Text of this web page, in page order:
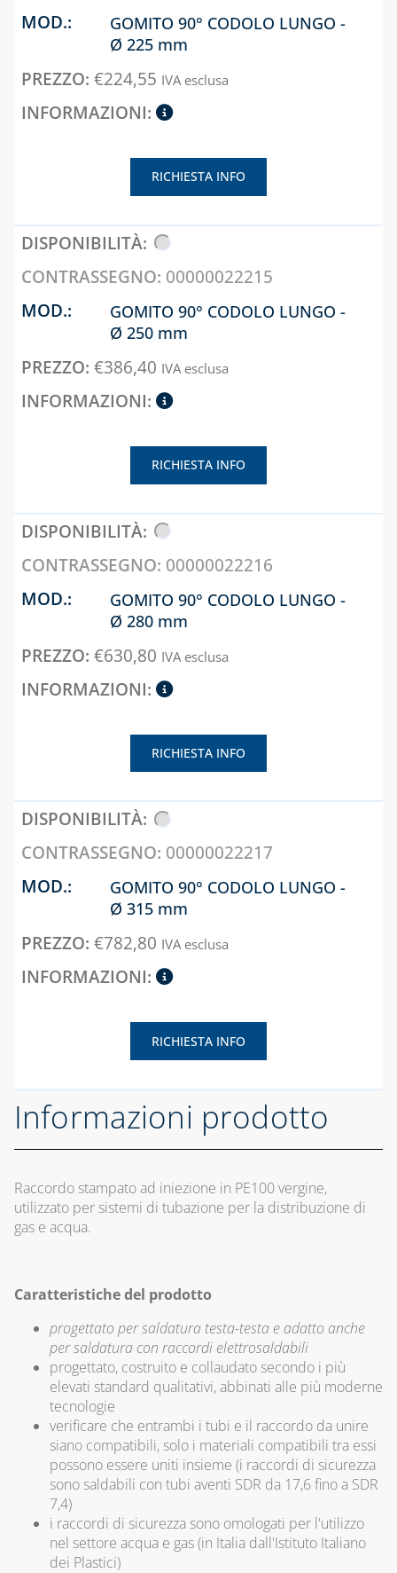
GOMITO 90° CODOLO LUNGO -
Ø 225 mm
€224,55 IVA esclusa
RICHIESTA INFO
00000022215
GOMITO 90° CODOLO LUNGO -
Ø 250 mm
€386,40 IVA esclusa
RICHIESTA INFO
00000022216
GOMITO 90° CODOLO LUNGO -
Ø 280 mm
€630,80 IVA esclusa
RICHIESTA INFO
00000022217
GOMITO 90° CODOLO LUNGO -
Ø 315 mm
€782,80 IVA esclusa
RICHIESTA INFO
Informazioni prodotto
Raccordo stampato ad iniezione in PE100 vergine,
utilizzato per sistemi di tubazione per la distribuzione di
gas e acqua.
Caratteristiche del prodotto
progettato per saldatura testa-testa e adatto anche
per saldatura con raccordi elettrosaldabili
progettato, costruito e collaudato secondo i più
elevati standard qualitativi, abbinati alle più moderne
tecnologie
verificare che entrambi i tubi e il raccordo da unire
siano compatibili, solo i materiali compatibili tra essi
possono essere uniti insieme (i raccordi di sicurezza
sono saldabili con tubi aventi SDR da 17,6 fino a SDR
7,4)
i raccordi di sicurezza sono omologati per l'utilizzo
nel settore acqua e gas (in Italia dall'Istituto Italiano
dei Plastici)